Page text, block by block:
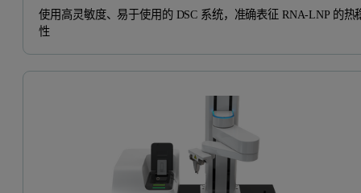
使用高灵敏度、易于使用的 DSC 系统，准确表征 RNA-LNP 的热
性